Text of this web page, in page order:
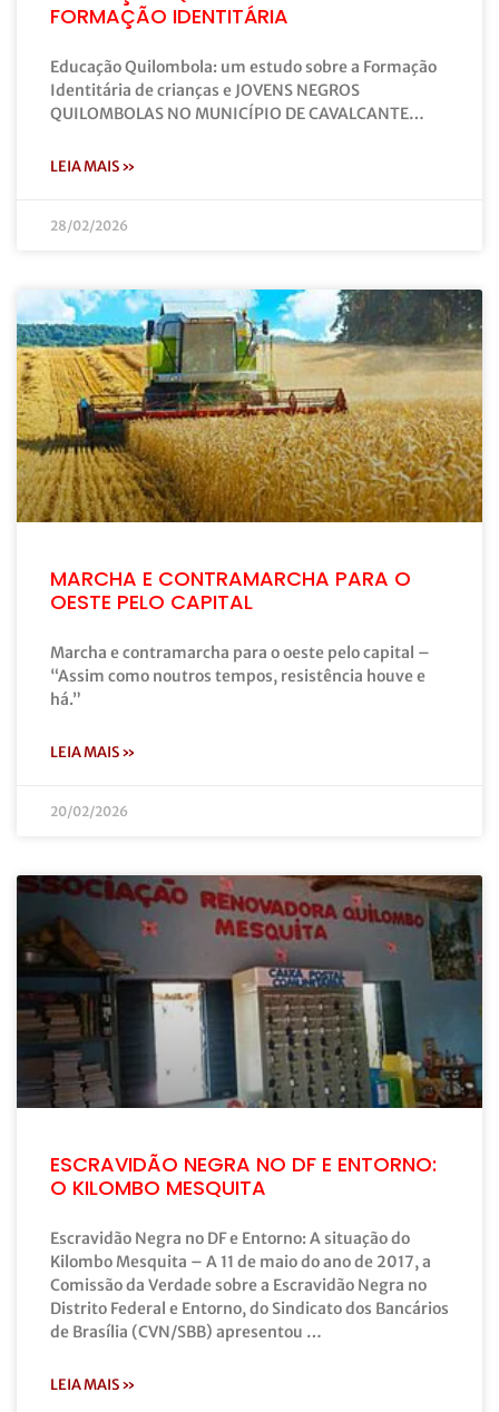
FORMAÇÃO IDENTITÁRIA
Educação Quilombola: um estudo sobre a Formação
Identitária de crianças e JOVENS NEGROS
QUILOMBOLAS NO MUNICÍPIO DE CAVALCANTE…
LEIA MAIS »
28/02/2026
MARCHA E CONTRAMARCHA PARA O
OESTE PELO CAPITAL
Marcha e contramarcha para o oeste pelo capital –
“Assim como noutros tempos, resistência houve e
há.”
LEIA MAIS »
20/02/2026
ESCRAVIDÃO NEGRA NO DF E ENTORNO:
O KILOMBO MESQUITA
Escravidão Negra no DF e Entorno: A situação do
Kilombo Mesquita – A 11 de maio do ano de 2017, a
Comissão da Verdade sobre a Escravidão Negra no
Distrito Federal e Entorno, do Sindicato dos Bancários
de Brasília (CVN/SBB) apresentou …
LEIA MAIS »